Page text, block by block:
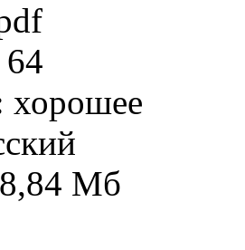
64
хорошее
Мб